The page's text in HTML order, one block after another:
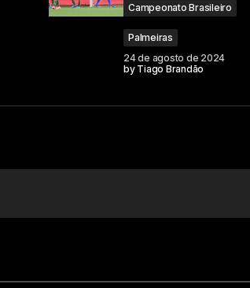
Campeonato Brasileiro
Palmeiras
24 de agosto de 2024
by Tiago Brandão